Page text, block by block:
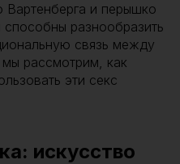
Вартенберга и перышко
разнообразить
связь между
мы рассмотрим, как
эти секс
искусство